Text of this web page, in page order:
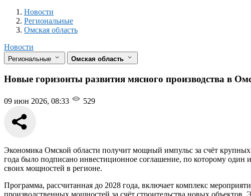
Новости
Разделы
Новости
Региональные
Омская область
Новости
Региональные Омская область
Новые горизонты развития мясного производства в
09 июн 2026, 08:33 529
Экономика Омской области получит мощный импульс за счёт
года было подписано инвестиционное соглашение, по которому
своих мощностей в регионе.
Программа, рассчитанная до 2028 года, включает комплекс